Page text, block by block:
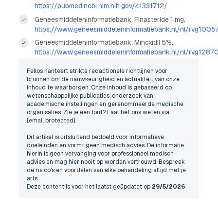
https://pubmed.ncbi.nlm.nih.gov/41331712/
Geneesmiddeleninformatiebank. Finasteride 1 mg.
https://www.geneesmiddeleninformatiebank.nl/nl/
Geneesmiddeleninformatiebank. Minoxidil 5%.
https://www.geneesmiddeleninformatiebank.nl/nl/
Fellos hanteert strikte redactionele richtlijnen voor
bronnen om de nauwkeurigheid en actualiteit van onze
inhoud te waarborgen. Onze inhoud is gebaseerd op
wetenschappelijke publicaties, onderzoek van
academische instellingen en gerenommeerde medische
organisaties. Zie je een fout? Laat het ons weten via
[email protected] .
Dit artikel is uitsluitend bedoeld voor informatieve
doeleinden en vormt geen medisch advies. De informatie
hierin is geen vervanging voor professioneel medisch
advies en mag hier nooit op worden vertrouwd. Bespreek
de risico's en voordelen van elke behandeling altijd met je
arts.
Deze content is voor het laatst geüpdatet op 29/5/2026